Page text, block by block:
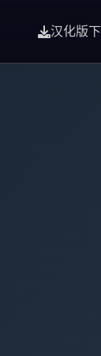
汉化版